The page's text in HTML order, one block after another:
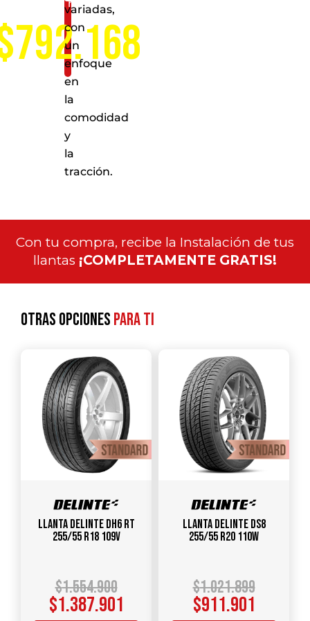
nacional
variadas,
con
un
enfoque
en
la
comodidad
y
la
tracción.
Con tu compra, recibe la Instalación de tus
llantas ¡COMPLETAMENTE GRATIS!
Otras opcionespara ti
Llanta DELINTE DH6 RT
255/55 R18 109V
$1.554.900
$1.387.901
Llanta DELINTE DS8
255/55 R20 110W
$1.021.899
$911.901